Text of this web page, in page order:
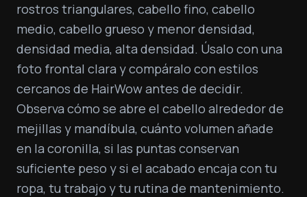
rostros triangulares, cabello fino, cabello
medio, cabello grueso y menor densidad,
densidad media, alta densidad. Úsalo con una
foto frontal clara y compáralo con estilos
cercanos de HairWow antes de decidir.
Observa cómo se abre el cabello alrededor de
mejillas y mandíbula, cuánto volumen añade
en la coronilla, si las puntas conservan
suficiente peso y si el acabado encaja con tu
ropa, tu trabajo y tu rutina de mantenimiento.